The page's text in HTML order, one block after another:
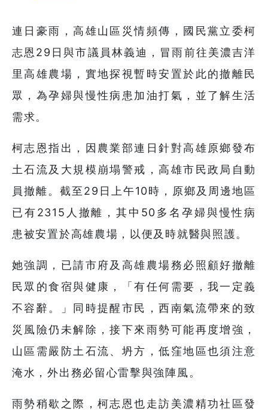
連日豪雨，高雄山區災情頻傳，國民黨立委柯
志恩29日與市議員林義迪，冒雨前往美濃吉洋
里高雄農場，實地探視暫時安置於此的撤離民
眾，為孕婦與慢性病患加油打氣，並了解生活
需求。
柯志恩指出，因農業部連日針對高雄原鄉發布
土石流及大規模崩塌警戒，高雄市民政局自動
員撤離。截至29日上午10時，原鄉及周邊地區
已有2315人撤離，其中50多名孕婦與慢性病
患被安置於高雄農場，以便及時就醫與照護。
她強調，已請市府及高雄農場務必照顧好撤離
民眾的食宿與健康，「有任何需要，我一定義
不容辭。」同時提醒市民，西南氣流帶來的致
災風險仍未解除，接下來雨勢可能再度增強，
山區需嚴防土石流、坍方，低窪地區也須注意
淹水，外出務必留心雷擊與強陣風。
雨勢稍歇之際，柯志恩也走訪美濃精功社區發